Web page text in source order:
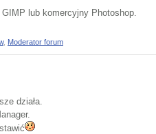
lub komercyjny Photoshop.
, Moderator forum
działa.